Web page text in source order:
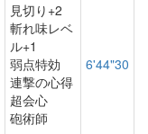
見切り+2
斬れ味レベ
ル+1
弱点特効
連撃の心得
超会心
砲術師
6'44"30